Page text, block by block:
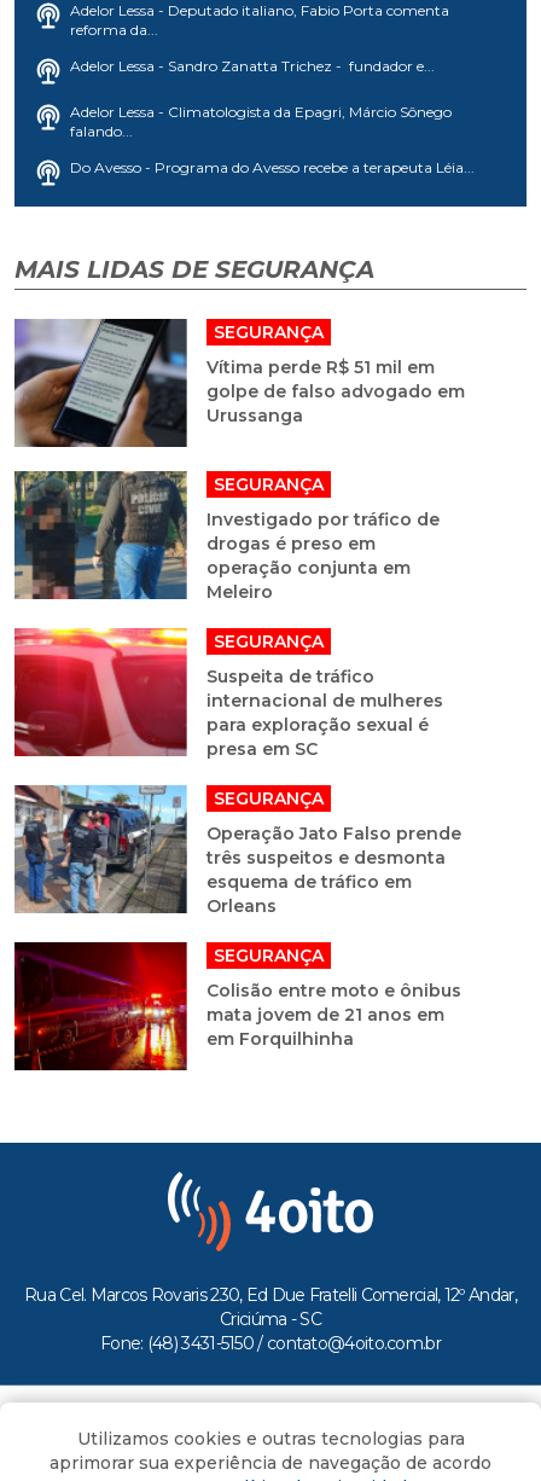
Adelor Lessa - Deputado italiano, Fabio Porta comenta
reforma da...
Adelor Lessa - Sandro Zanatta Trichez - fundador e...
Adelor Lessa - Climatologista da Epagri, Márcio Sônego
falando...
Do Avesso - Programa do Avesso recebe a terapeuta Léia...
MAIS LIDAS DE SEGURANÇA
SEGURANÇA
Vítima perde R$ 51 mil em
golpe de falso advogado em
Urussanga
SEGURANÇA
Investigado por tráfico de
drogas é preso em
operação conjunta em
Meleiro
SEGURANÇA
Suspeita de tráfico
internacional de mulheres
para exploração sexual é
presa em SC
SEGURANÇA
Operação Jato Falso prende
três suspeitos e desmonta
esquema de tráfico em
Orleans
SEGURANÇA
Colisão entre moto e ônibus
mata jovem de 21 anos em
em Forquilhinha
Rua Cel. Marcos Rovaris 230, Ed Due Fratelli Comercial, 12º Andar,
Criciúma - SC
Fone: (48) 3431-5150 / contato@4oito.com.br
Todos os direitos reservados ao Portal 4oito
Utilizamos cookies e outras tecnologias para
aprimorar sua experiência de navegação de acordo